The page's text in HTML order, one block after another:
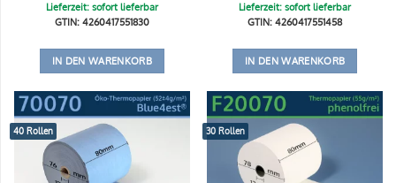
Lieferzeit: sofort lieferbar
GTIN: 4260417551830
IN DEN WARENKORB
Lieferzeit: sofort lieferbar
GTIN: 4260417551458
IN DEN WARENKORB
40 Rollen 30 Rollen